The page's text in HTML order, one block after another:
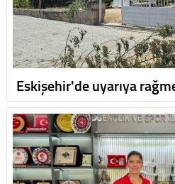
Eskişehir'de uyarıya